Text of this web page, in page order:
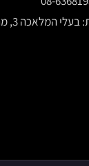
3, מתחם פריז סנטר, נתיבות